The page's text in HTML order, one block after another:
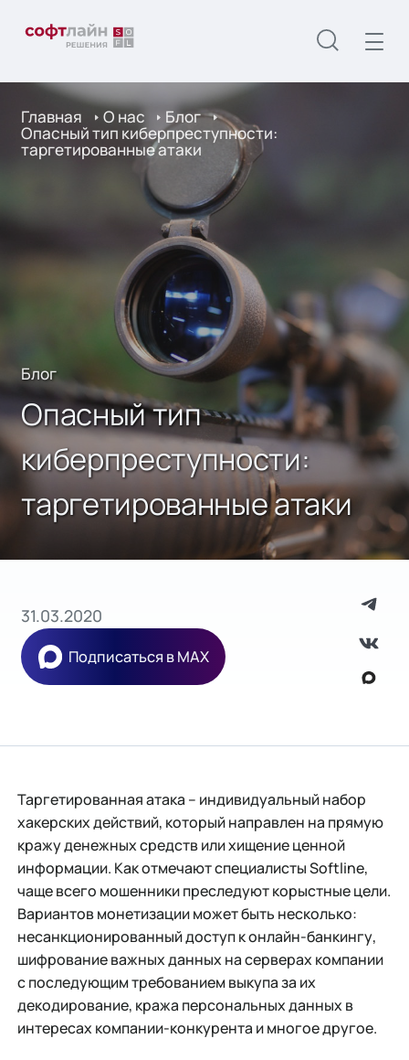
Главная О нас Блог
Опасный тип киберпреступности:
таргетированные атаки
Блог
Опасный тип
киберпреступности:
таргетированные атаки
31.03.2020
Подписаться в MAX
Таргетированная атака – индивидуальный набор
хакерских действий, который направлен на прямую
кражу денежных средств или хищение ценной
информации. Как отмечают специалисты Softline,
чаще всего мошенники преследуют корыстные цели.
Вариантов монетизации может быть несколько:
несанкционированный доступ к онлайн-банкингу,
шифрование важных данных на серверах компании
с последующим требованием выкупа за их
декодирование, кража персональных данных в
интересах компании-конкурента и многое другое.